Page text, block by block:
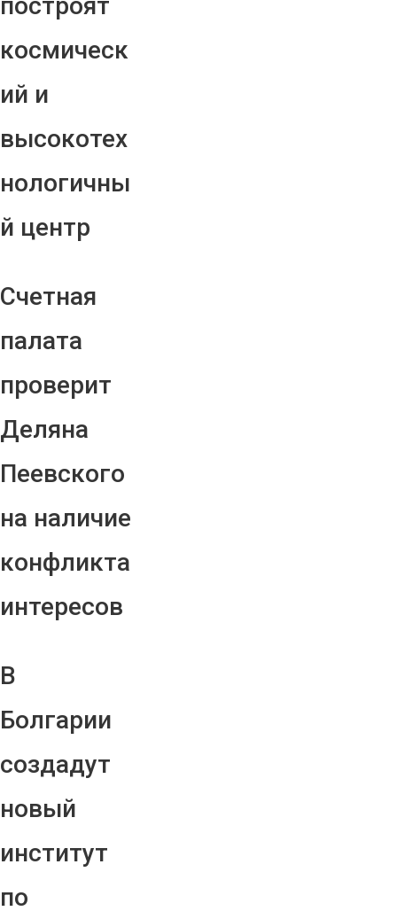
космическ
ий и
высокотех
нологичны
й центр
Счетная
палата
проверит
Деляна
Пеевского
на наличие
конфликта
интересов
В
Болгарии
создадут
новый
институт
по